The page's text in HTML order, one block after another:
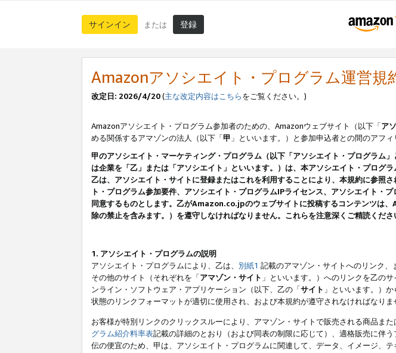
サインイン または 登録
Amazonアソシエイト・プログラム運営規
改定日: 2026/4/20(主な改定内容はこちらをご覧ください。)
Amazonアソシエイト・プログラム参加者のための、Amazonウェブサイト（以下「ア
める関係するアマゾンの法人（以下「甲 」といいます。）と参加申込者との間のアフ
甲のアソシエイト・マーケティング・プログラム（以下「アソシエイト・プログラム
は企業を「乙」または「アソシエイト」といいます。）は、本アソシエイト・プログ
乙は、アソシエイト・サイトに登録またはこれを利用することにより、本規約に参照さ
ト・プログラム参加要件、アソシエイト・プログラムIPライセンス、アソシエイト・
同意するものとします。乙がAmazon.co.jpのウェブサイトに投稿するコンテンツは
除の禁止を含みます。）を遵守しなければなりません。これらを注意深くご精読くださ
1. アソシエイト・プログラムの説明
アソシエイト・プログラムにより、乙は、 別紙1 記載のアマゾン・サイトへのリンク、
その他のサイト（それぞれを「アマゾン・サイト 」といいます。）へのリンクを乙の
ンライン・ソフトウェア・アプリケーション（以下、乙の「サイト 」といいます。）
状態のリンクフォーマットが適切に使用され、および本規約が遵守されなければなりま
お客様が特別リンクのクリックスルーにより、アマゾン・サイトで販売される商品ま
グラム紹介料率表記載の詳細のとおり（および同表の制限に応じて）、適格販売に伴
伝の便宜のため、甲は、アソシエイト・プログラムに関連して、データ、イメージ、